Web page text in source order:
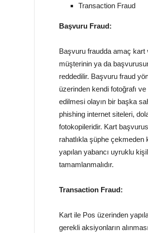
Transaction Fraud
Başvuru Fraud:
Başvuru fraudda amaç kart
müşterinin ya da
reddedilir. Başvuru fraud
üzerinden kendi fotoğrafı
edilmesi olayın bir başka
phishing internet siteleri,
fotokopileridir. Kart
rahatlıkla şüphe çekmeden
yapılan yabancı uyruklu
tamamlanmalıdır.
Transaction Fraud:
Kart ile Pos üzerinden
gerekli aksiyonların